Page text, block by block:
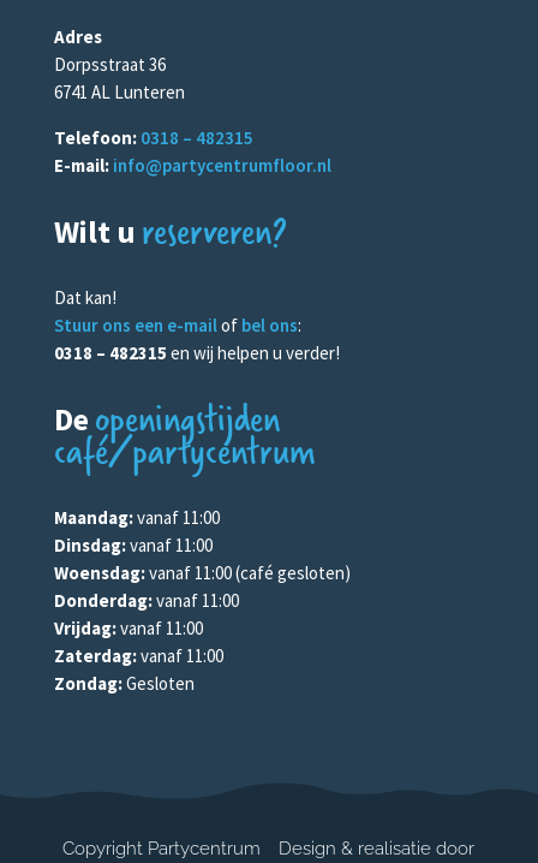
Adres
Dorpsstraat 36
6741 AL Lunteren
Telefoon: 0318 – 482315
E-mail: info@partycentrumfloor.nl
Wilt u reserveren?
Dat kan!
Stuur ons een e-mailof bel ons:
0318 – 482315 en wij helpen u verder!
De openingstijden
café/partycentrum
Maandag:vanaf 11:00
Dinsdag:vanaf 11:00
Woensdag:vanaf 11:00 (café gesloten)
Donderdag:vanaf 11:00
Vrijdag:vanaf 11:00
Zaterdag:vanaf 11:00
Zondag:Gesloten
Copyright Partycentrum Design & realisatie door